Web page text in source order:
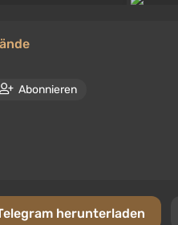
Abonnieren
herunterladen